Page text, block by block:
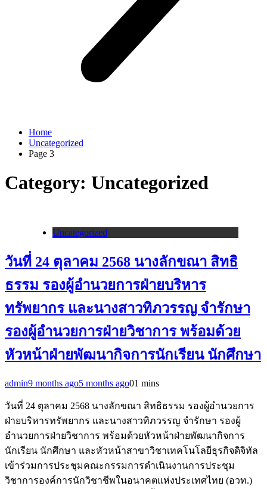
Home
Uncategorized
Page 3
Category: Uncategorized
Uncategorized
วันที่ 24 ตุลาคม 2568 นางลักขณา สิทธิ
ธรรม รองผู้อำนวยการฝ่ายบริหาร
ทรัพยากร และนางสาวทิภวรรญ จำรักษา
รองผู้อำนวยการฝ่ายวิชาการ พร้อมด้วย
หัวหน้าฝ่ายพัฒนากิจการนักเรียน นักศึกษา
admin9 months ago5 months ago01 mins
วันที่ 24 ตุลาคม 2568 นางลักขณา สิทธิธรรม รองผู้อำนวยการ
ฝ่ายบริหารทรัพยากร และนางสาวทิภวรรญ จำรักษา รองผู้
อำนวยการฝ่ายวิชาการ พร้อมด้วยหัวหน้าฝ่ายพัฒนากิจการ
นักเรียน นักศึกษา และหัวหน้าสาขาวิชาเทคโนโลยีธุรกิจดิจิทัล
เข้าร่วมการประชุมคณะกรรมการดำเนินงานการประชุม
วิชาการองค์การนักวิชาชีพในอนาคตแห่งประเทศไทย (อวท.)